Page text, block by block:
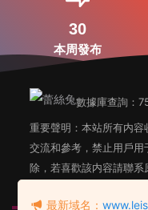
30
本周發布
數據庫查詢：
重要聲明：本站所有内
交流和參考，禁止用戶
除，若喜歡該内容請聯
最新域名：